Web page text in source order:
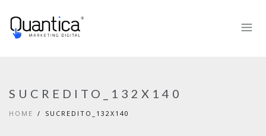
SUCREDITO_132X140
HOME SUCREDITO_132X140